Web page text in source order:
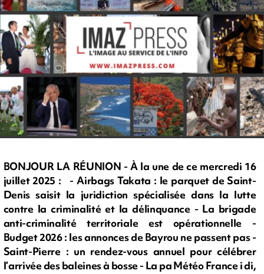
BONJOUR LA RÉUNION - À la une de ce mercredi 16
juillet 2025 : - Airbags Takata : le parquet de Saint-
Denis saisit la juridiction spécialisée dans la lutte
contre la criminalité et la délinquance - La brigade
anti-criminalité territoriale est opérationnelle -
Budget 2026 : les annonces de Bayrou ne passent pas -
Saint-Pierre : un rendez-vous annuel pour célébrer
l’arrivée des baleines à bosse - La pa Météo France i di,